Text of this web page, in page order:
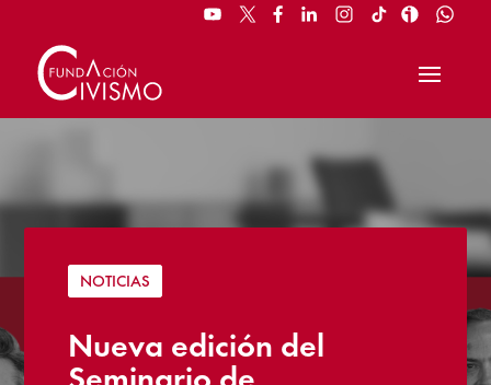
NOTICIAS
Nueva edición del